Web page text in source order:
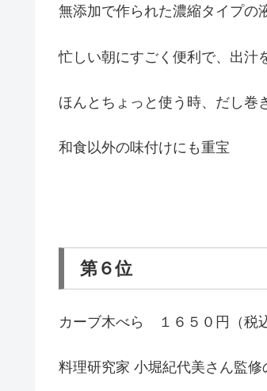
無添加で作られた濃縮タイプの
忙しい朝にすごく便利で、出汁
ほんとちょっと使う時、だし巻
和食以外の味付けにも重宝
第６位
カーブ木べら １６５０円（税
料理研究家 小堀紀代美さん監